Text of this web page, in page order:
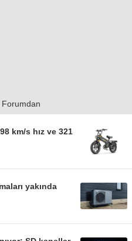
Forumdan
km/s hız ve 321
yakında